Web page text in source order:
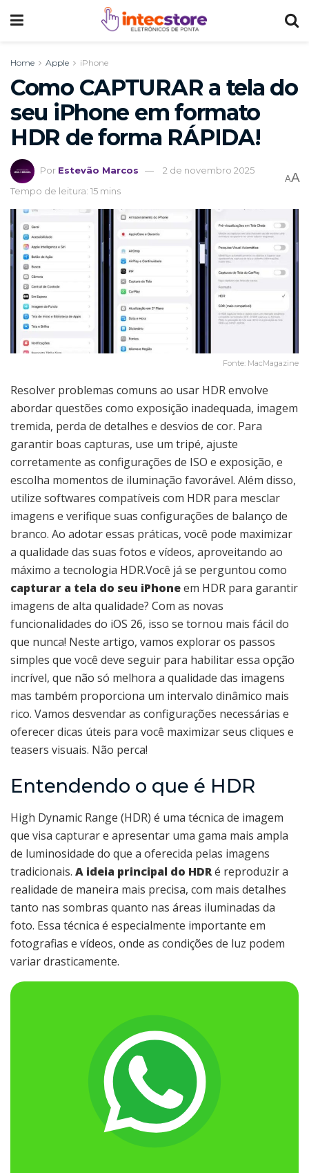
Home Apple iPhone
Como CAPTURAR a tela do
seu iPhone em formato
HDR de forma RÁPIDA!
Por Estevão Marcos
2 de novembro 2025
Tempo de leitura: 15 mins
AA
Fonte: MacMagazine
Resolver problemas comuns ao usar HDR envolve
abordar questões como exposição inadequada, imagem
tremida, perda de detalhes e desvios de cor. Para
garantir boas capturas, use um tripé, ajuste
corretamente as configurações de ISO e exposição, e
escolha momentos de iluminação favorável. Além disso,
utilize softwares compatíveis com HDR para mesclar
imagens e verifique suas configurações de balanço de
branco. Ao adotar essas práticas, você pode maximizar
a qualidade das suas fotos e vídeos, aproveitando ao
máximo a tecnologia HDR.Você já se perguntou como
capturar a tela do seu iPhoneem HDR para garantir
imagens de alta qualidade? Com as novas
funcionalidades do iOS 26, isso se tornou mais fácil do
que nunca! Neste artigo, vamos explorar os passos
simples que você deve seguir para habilitar essa opção
incrível, que não só melhora a qualidade das imagens
mas também proporciona um intervalo dinâmico mais
rico. Vamos desvendar as configurações necessárias e
oferecer dicas úteis para você maximizar seus cliques e
teasers visuais. Não perca!
Entendendo o que é HDR
High Dynamic Range (HDR) é uma técnica de imagem
que visa capturar e apresentar uma gama mais ampla
de luminosidade do que a oferecida pelas imagens
tradicionais. A ideia principal do HDRé reproduzir a
realidade de maneira mais precisa, com mais detalhes
tanto nas sombras quanto nas áreas iluminadas da
foto. Essa técnica é especialmente importante em
fotografias e vídeos, onde as condições de luz podem
variar drasticamente.